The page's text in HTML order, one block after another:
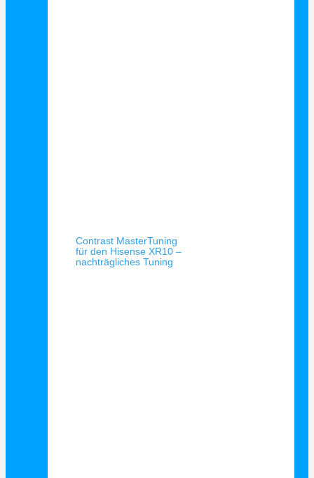
Contrast MasterTuning
für den Hisense XR10 –
nachträgliches Tuning